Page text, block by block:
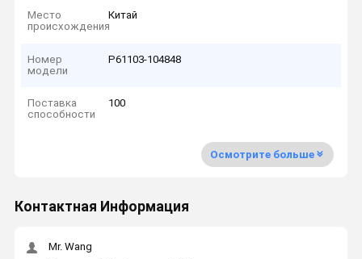
Место
происхождения
Китай
Номер
модели
P61103-104848
Поставка
способности
100
Осмотрите больше
Контактная Информация
Mr. Wang